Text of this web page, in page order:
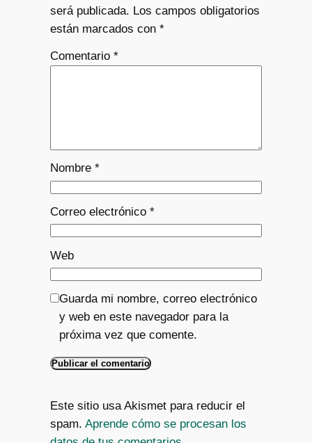
será publicada. Los campos obligatorios
están marcados con *
Comentario *
Nombre *
Correo electrónico *
Web
Guarda mi nombre, correo electrónico
y web en este navegador para la
próxima vez que comente.
Este sitio usa Akismet para reducir el
spam. Aprende cómo se procesan los